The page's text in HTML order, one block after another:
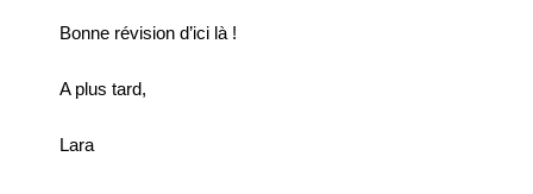
Bonne révision d’ici là !
A plus tard,
Lara